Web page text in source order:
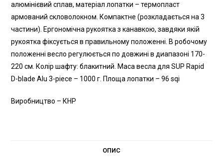
алюмінієвий сплав, матеріал лопатки – термопласт
армований скловолокном. Компактне (розкладається на 3
частини). Ергономічна рукоятка з канавкою, завдяки якій
рукоятка фіксується в правильному положенні. В робочому
положенні весло регулюється по довжині в диапазоні 170-
220 см. Колір шафту: блакитний. Маса весла для SUP Rapid
D-blade Alu 3-piece – 1000 г. Площа лопатки – 96 sqi
Виробництво – КНР
ОПИС